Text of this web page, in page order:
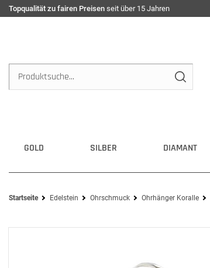
Topqualität zu fairen Preisen seit über 15 Jahren
GOLD SILBER DIAMANT
Startseite Edelstein Ohrschmuck Ohrhänger Koralle